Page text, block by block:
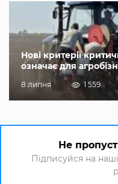
Нові критерії
означає для
8 липня 1 559
Не
Підписуйся на